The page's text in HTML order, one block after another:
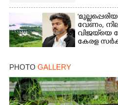
വേണം,
വിജയ്‌യെ
കേരള
PHOTO GALLERY